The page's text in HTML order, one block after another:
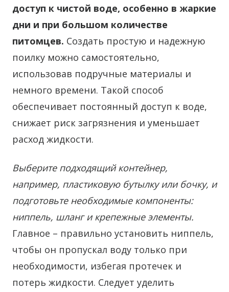
доступ к чистой воде, особенно в жаркие
дни и при большом количестве
питомцев. Создать простую и надежную
поилку можно самостоятельно,
использовав подручные материалы и
немного времени. Такой способ
обеспечивает постоянный доступ к воде,
снижает риск загрязнения и уменьшает
расход жидкости.
Выберите подходящий контейнер,
например, пластиковую бутылку или бочку, и
подготовьте необходимые компоненты:
ниппель, шланг и крепежные элементы.
Главное – правильно установить ниппель,
чтобы он пропускал воду только при
необходимости, избегая протечек и
потерь жидкости. Следует уделить